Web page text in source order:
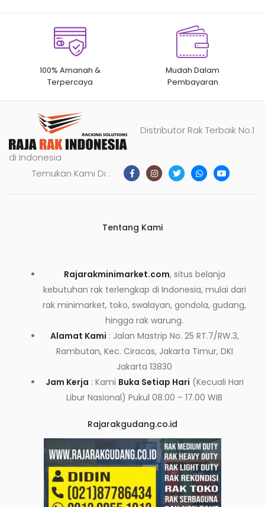
100% Amanah &
Terpercaya
Mudah Dalam
Pembayaran
Distributor Rak Terbaik No.1
di Indonesia
Temukan Kami Di :
Tentang Kami
Rajarakminimarket.com, situs belanja
kebutuhan rak terlengkap di Indonesia, mulai dari
rak minimarket, toko, swalayan, gondola, gudang,
hingga rak warung.
Alamat Kami : Jalan Mastrip No. 25 RT.7/RW.3,
Rambutan, Kec. Ciracas, Jakarta Timur, DKI
Jakarta 13830
Jam Kerja : Kami Buka Setiap Hari (Kecuali Hari
Libur Nasional) Pukul 08.00 – 17.00 WIB
Rajarakgudang.co.id